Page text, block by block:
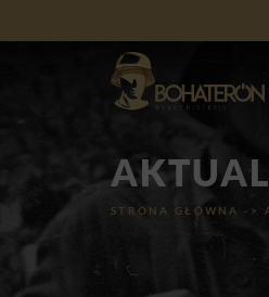
STRONA GŁÓWNA ->